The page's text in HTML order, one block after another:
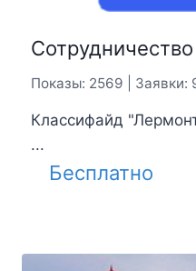
Сотрудничество
Показы: 2569 | Заявки:
Классифайд
...
Бесплатно